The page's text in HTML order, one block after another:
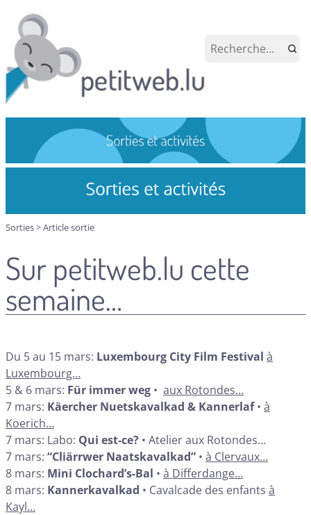
Sorties>Article sortie
Sur petitweb.lu cette
semaine…
Du 5 au 15 mars: Luxembourg City Film Festival à
Luxembourg…
5 & 6 mars: Für immer weg • aux Rotondes…
7 mars: Käercher Nuetskavalkad & Kannerlaf• à
Koerich…
7 mars: Labo: Qui est-ce? • Atelier aux Rotondes…
7 mars: “Cliärrwer Naatskavalkad” • à Clervaux…
8 mars: Mini Clochard’s-Bal • à Differdange…
8 mars: Kannerkavalkad • Cavalcade des enfants à
Kayl…